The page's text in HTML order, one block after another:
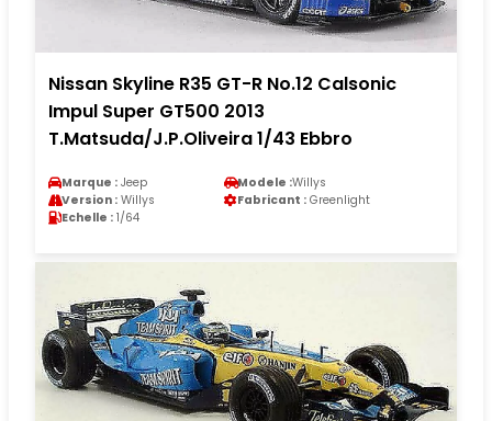
Nissan Skyline R35 GT-R No.12 Calsonic
Impul Super GT500 2013
T.Matsuda/J.P.Oliveira 1/43 Ebbro
Marque : Jeep Modele :Willys
Version : Willys Fabricant : Greenlight
Echelle : 1/64